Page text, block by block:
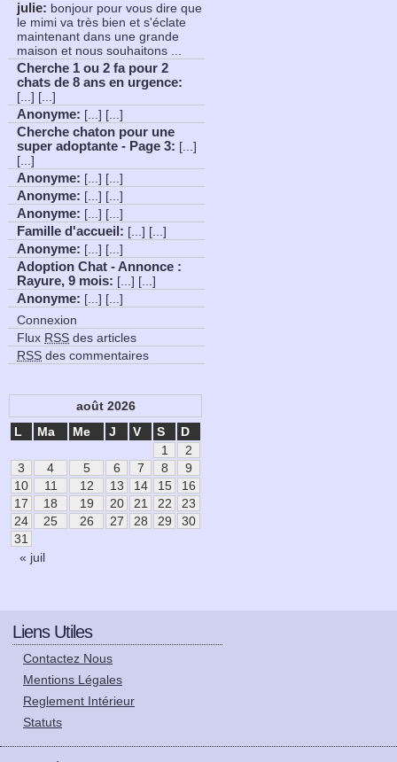
julie: bonjour pour vous dire que
le mimi va très bien et s'éclate
maintenant dans une grande
maison et nous souhaitons ...
Cherche 1 ou 2 fa pour 2
chats de 8 ans en urgence:
[...] [...]
Anonyme: [...] [...]
Cherche chaton pour une
super adoptante - Page 3: [...]
[...]
Anonyme: [...] [...]
Anonyme: [...] [...]
Anonyme: [...] [...]
Famille d'accueil : [...] [...]
Anonyme: [...] [...]
Adoption Chat - Annonce :
Rayure, 9 mois: [...] [...]
Anonyme: [...] [...]
Connexion
Flux RSS des articles
RSS des commentaires
août 2026
L
Ma Me J V S D
« juil
1
2
3
4 5 6 7 8
9
10
11 12 13 14 15
16
17
18 19 20 21 22
23
24
25 26 27 28 29
30
31
Liens Utiles
Contactez Nous
Mentions Légales
Reglement Intérieur
Statuts